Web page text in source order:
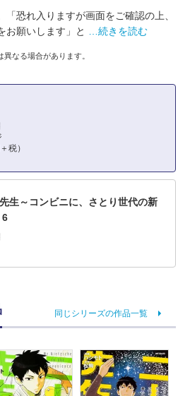
「恐れ入りますが画面をご確認の上、
お願いします」と
…続きを読む
なる場合があります。
税）
生～コンビニに、さとり世代の新
6
同じシリーズの作品一覧